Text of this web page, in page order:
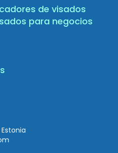
de visados
para negocios